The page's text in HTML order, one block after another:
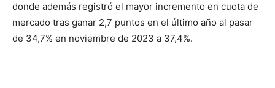
donde además registró el mayor incremento en cuota de
mercado tras ganar 2,7 puntos en el último año al pasar
de 34,7% en noviembre de 2023 a 37,4%.